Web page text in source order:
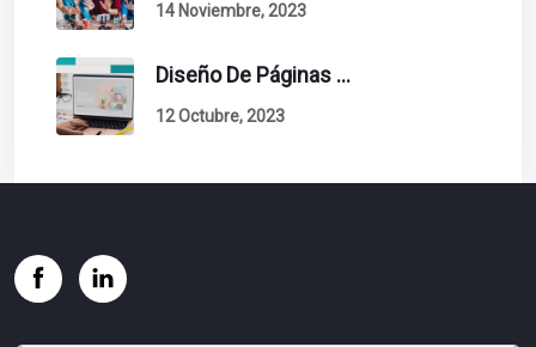
14 Noviembre, 2023
Diseño De Páginas Web. Esto Debe Tener Un Sitio Exitoso.
12 Octubre, 2023